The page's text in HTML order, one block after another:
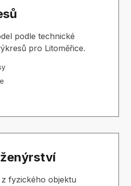
podle technické
pro Litoměřice.
fyzického objektu